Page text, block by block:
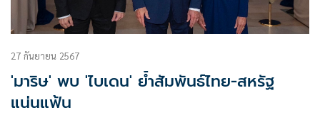
27 กันยายน 2567
'มาริษ' พบ 'ไบเดน' ย้ำสัมพันธ์ไทย-สหรัฐ
แน่นแฟ้น